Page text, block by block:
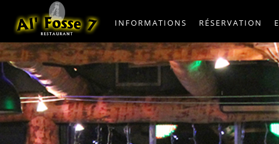
INFORMATIONS RÉSERVATION